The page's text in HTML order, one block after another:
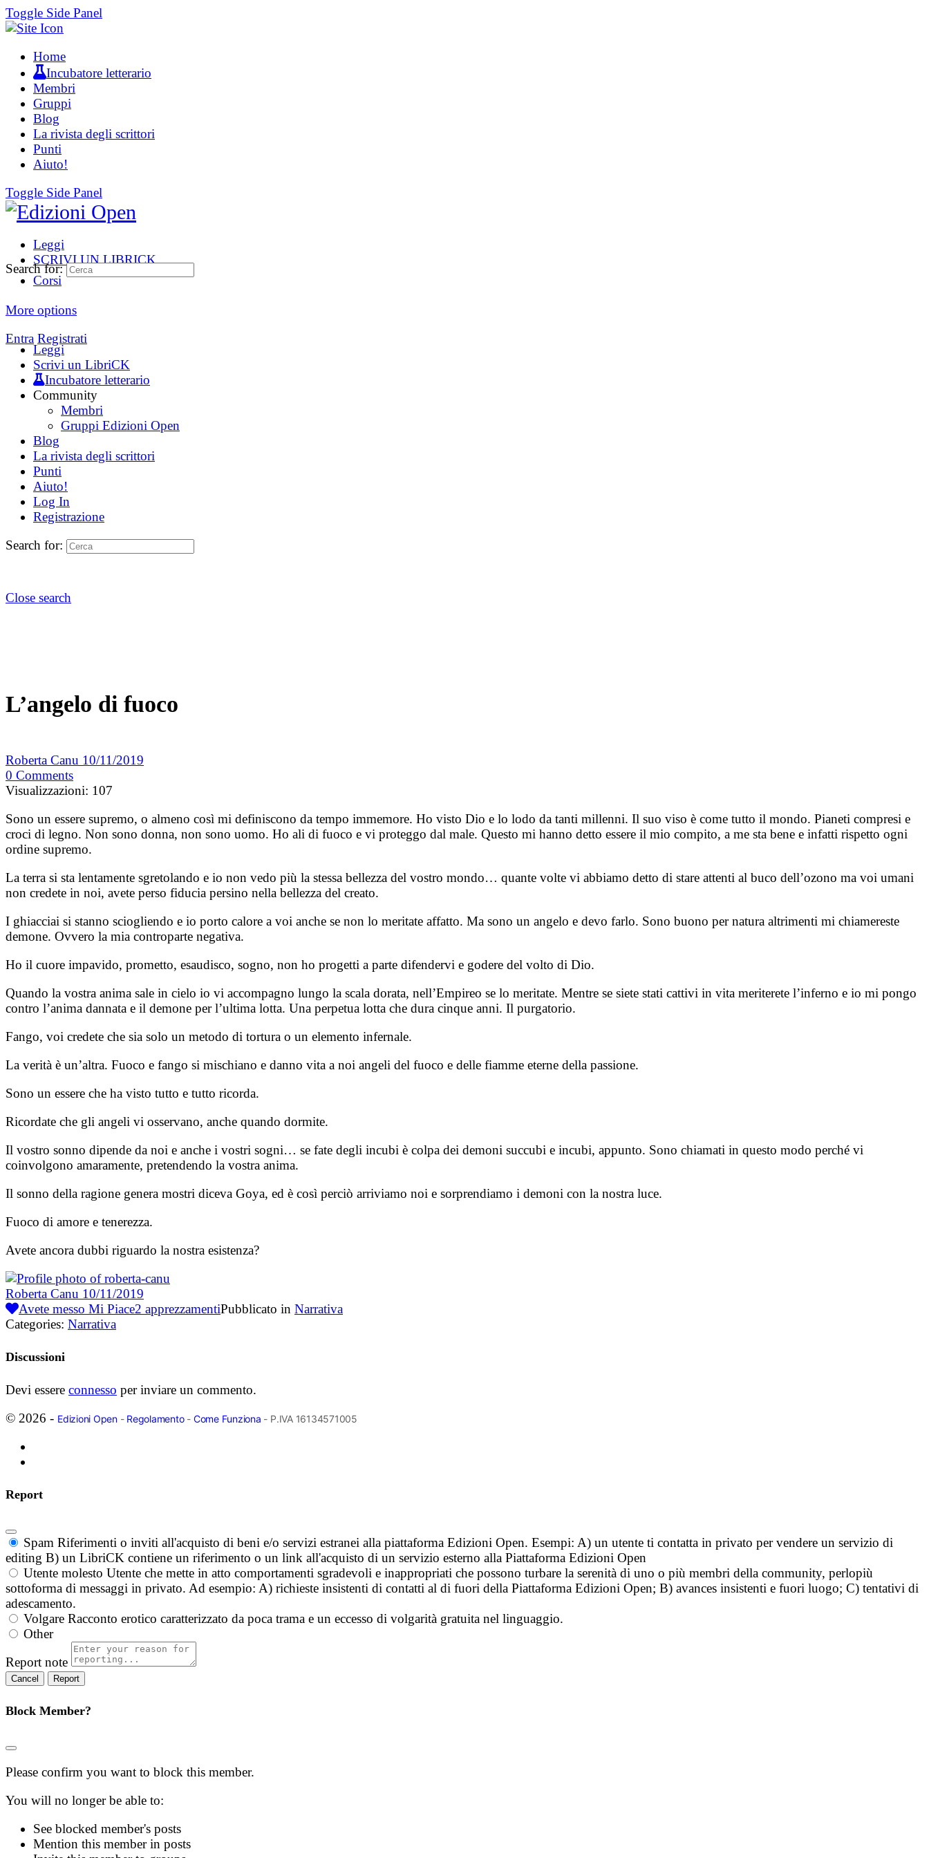
Toggle Side Panel
Home
Incubatore letterario
Membri
Gruppi
Blog
La rivista degli scrittori
Punti
Aiuto!
Toggle Side Panel
Leggi
SCRIVI UN LIBRICK
Corsi
More options
Entra Registrati
Search for:
Leggi
Scrivi un LibriCK
Incubatore letterario
Community
Membri
Gruppi Edizioni Open
Blog
La rivista degli scrittori
Punti
Aiuto!
Log In
Registrazione
Search for:
Close search
L’angelo di fuoco
Roberta Canu 10/11/2019
0 Comments
Visualizzazioni: 107
Sono un essere supremo, o almeno così mi definiscono da tempo immemore. Ho visto Dio e lo lodo da tanti millenni. Il suo viso è come tutto il mondo. Pianeti compresi e
croci di legno. Non sono donna, non sono uomo. Ho ali di fuoco e vi proteggo dal male. Questo mi hanno detto essere il mio compito, a me sta bene e infatti rispetto ogni
ordine supremo.
La terra si sta lentamente sgretolando e io non vedo più la stessa bellezza del vostro mondo… quante volte vi abbiamo detto di stare attenti al buco dell’ozono ma voi umani
non credete in noi, avete perso fiducia persino nella bellezza del creato.
I ghiacciai si stanno sciogliendo e io porto calore a voi anche se non lo meritate affatto. Ma sono un angelo e devo farlo. Sono buono per natura altrimenti mi chiamereste
demone. Ovvero la mia controparte negativa.
Ho il cuore impavido, prometto, esaudisco, sogno, non ho progetti a parte difendervi e godere del volto di Dio.
Quando la vostra anima sale in cielo io vi accompagno lungo la scala dorata, nell’Empireo se lo meritate. Mentre se siete stati cattivi in vita meriterete l’inferno e io mi pongo
contro l’anima dannata e il demone per l’ultima lotta. Una perpetua lotta che dura cinque anni. Il purgatorio.
Fango, voi credete che sia solo un metodo di tortura o un elemento infernale.
La verità è un’altra. Fuoco e fango si mischiano e danno vita a noi angeli del fuoco e delle fiamme eterne della passione.
Sono un essere che ha visto tutto e tutto ricorda.
Ricordate che gli angeli vi osservano, anche quando dormite.
Il vostro sonno dipende da noi e anche i vostri sogni… se fate degli incubi è colpa dei demoni succubi e incubi, appunto. Sono chiamati in questo modo perché vi
coinvolgono amaramente, pretendendo la vostra anima.
Il sonno della ragione genera mostri diceva Goya, ed è così perciò arriviamo noi e sorprendiamo i demoni con la nostra luce.
Fuoco di amore e tenerezza.
Avete ancora dubbi riguardo la nostra esistenza?
Roberta Canu 10/11/2019
Avete messo Mi Piace2 apprezzamentiPubblicato in Narrativa
Categories: Narrativa
Discussioni
Devi essere connesso per inviare un commento.
© 2026 - Edizioni Open- Regolamento- Come Funziona - P.IVA 16134571005
Report
Spam Riferimenti o inviti all'acquisto di beni e/o servizi estranei alla piattaforma Edizioni Open. Esempi: A) un utente ti contatta in privato per vendere un servizio di
editing B) un LibriCK contiene un riferimento o un link all'acquisto di un servizio esterno alla Piattaforma Edizioni Open
Utente molesto Utente che mette in atto comportamenti sgradevoli e inappropriati che possono turbare la serenità di uno o più membri della community, perlopiù
sottoforma di messaggi in privato. Ad esempio: A) richieste insistenti di contatti al di fuori della Piattaforma Edizioni Open; B) avances insistenti e fuori luogo; C) tentativi di
adescamento.
Volgare Racconto erotico caratterizzato da poca trama e un eccesso di volgarità gratuita nel linguaggio.
Other
Report note
Report
Block Member?
Please confirm you want to block this member.
You will no longer be able to:
See blocked member's posts
Mention this member in posts